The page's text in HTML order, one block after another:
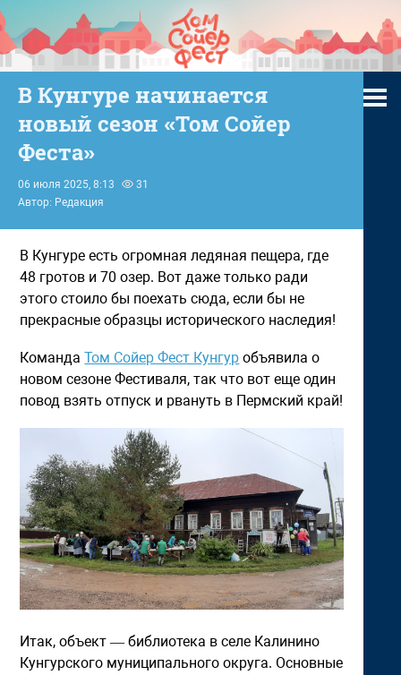
В Кунгуре начинается
новый сезон «Том Сойер
Феста»
06 июля 2025, 8:13
31
Автор: Редакция
В Кунгуре есть огромная ледяная пещера, где
48 гротов и 70 озер. Вот даже только ради
этого стоило бы поехать сюда, если бы не
прекрасные образцы исторического наследия!
КомандаТом Сойер Фест Кунгур объявила о
новом сезоне Фестиваля, так что вот еще один
повод взять отпуск и рвануть в Пермский край!
Итак, объект — библиотека в селе Калинино
Кунгурского муниципального округа. Основные